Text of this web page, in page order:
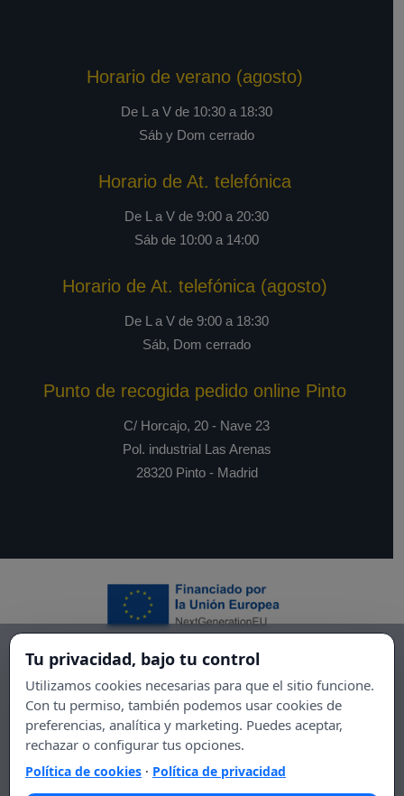
Horario de verano (agosto)
De L a V de 10:30 a 18:30
Sáb y Dom cerrado
Horario de At. telefónica
De L a V de 9:00 a 20:30
Sáb de 10:00 a 14:00
Horario de At. telefónica (agosto)
De L a V de 9:00 a 18:30
Sáb, Dom cerrado
Punto de recogida pedido online Pinto
C/ Horcajo, 20 - Nave 23
Pol. industrial Las Arenas
28320 Pinto - Madrid
Tu privacidad, bajo tu control
Utilizamos cookies necesarias para que el sitio funcione.
Con tu permiso, también podemos usar cookies de
preferencias, analítica y marketing. Puedes aceptar,
rechazar o configurar tus opciones.
Política de cookies · Política de privacidad